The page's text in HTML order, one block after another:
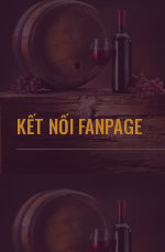
KẾT NỐI FANPAGE